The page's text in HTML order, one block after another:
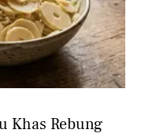
Khas Rebung